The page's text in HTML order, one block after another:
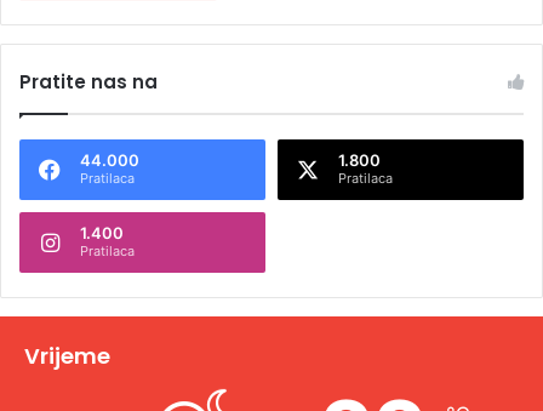
t
n
t
v
Pratite nas na
44.000
Pratilaca
1.800
Pratilaca
1.400
Pratilaca
Vrijeme